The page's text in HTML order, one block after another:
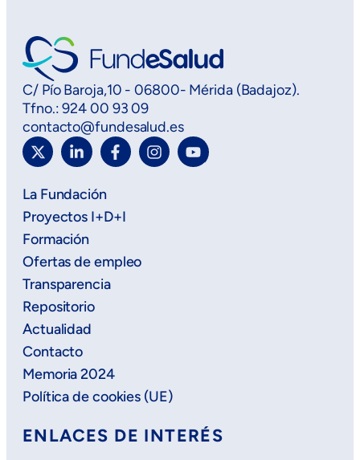
C/ Pío Baroja,10 - 06800- Mérida (Badajoz).
Tfno.: 924 00 93 09
contacto@fundesalud.es
La Fundación
Proyectos I+D+I
Formación
Ofertas de empleo
Transparencia
Repositorio
Actualidad
Contacto
Memoria 2024
Política de cookies (UE)
ENLACES DE INTERÉS